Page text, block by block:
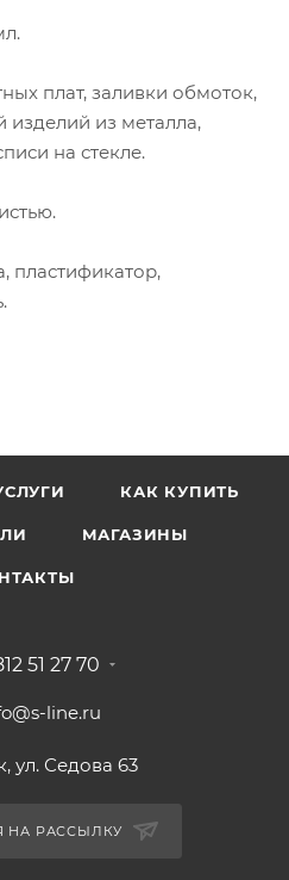
плат, заливки обмоток,
из металла,
на стекле.
пластификатор,
КАК КУПИТЬ
МАГАЗИНЫ
51 27 70
line.ru
ул. Седова 63
НА РАССЫЛКУ